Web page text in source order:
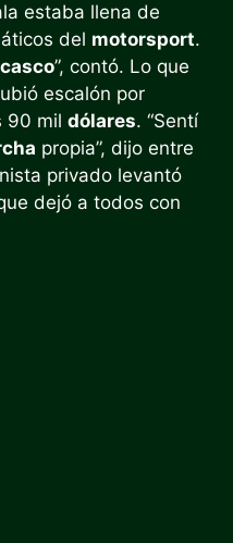
estaba llena de
del motorsport.
casco”, contó. Lo que
escalón por
90 mil dólares. “Sentí
propia”, dijo entre
privado levantó
dejó a todos con